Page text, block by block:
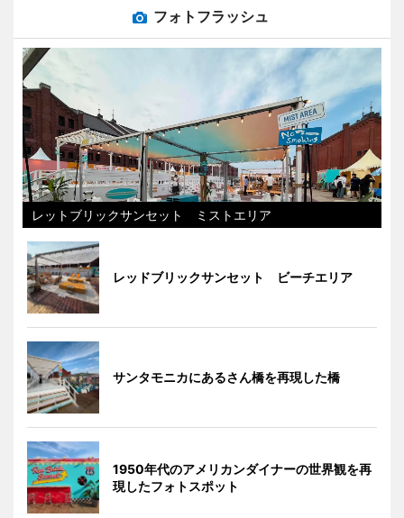
フォトフラッシュ
レットブリックサンセット ミストエリア
レッドブリックサンセット ビーチエリア
サンタモニカにあるさん橋を再現した橋
1950年代のアメリカンダイナーの世界観を再
現したフォトスポット